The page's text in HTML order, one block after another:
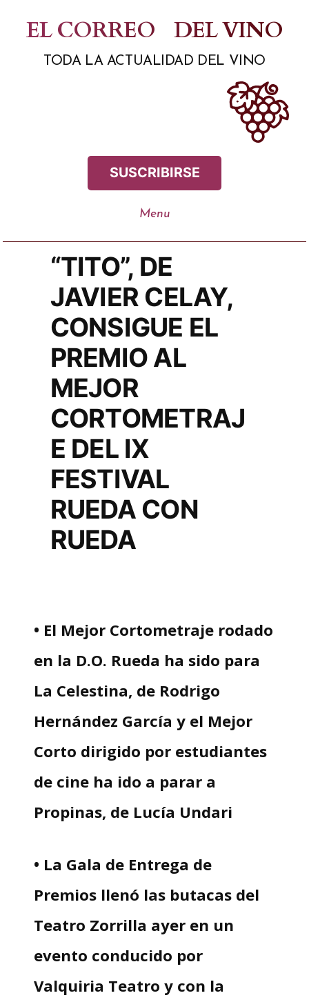
contenido
EL CORREO DEL VINO
TODA LA ACTUALIDAD DEL VINO
SUSCRIBIRSE
“TITO”, DE
JAVIER CELAY,
CONSIGUE EL
PREMIO AL
MEJOR
CORTOMETRAJ
E DEL IX
FESTIVAL
RUEDA CON
RUEDA
• El Mejor Cortometraje rodado
en la D.O. Rueda ha sido para
La Celestina, de Rodrigo
Hernández García y el Mejor
Corto dirigido por estudiantes
de cine ha ido a parar a
Propinas, de Lucía Undari
• La Gala de Entrega de
Premios llenó las butacas del
Teatro Zorrilla ayer en un
evento conducido por
Valquiria Teatro y con la